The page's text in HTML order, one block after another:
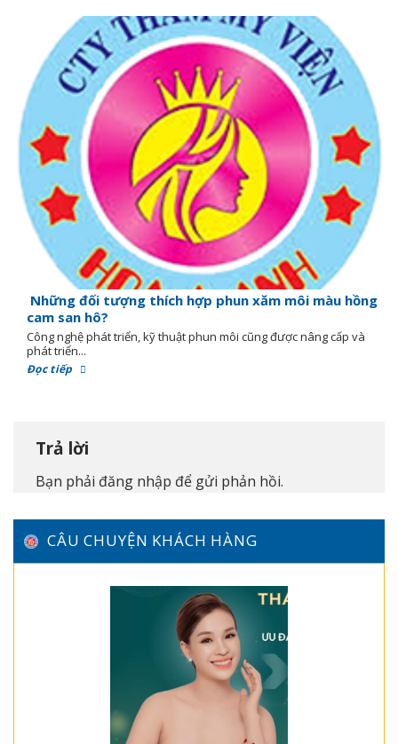
Những đối tượng thích hợp phun xăm môi màu hồng
cam san hô?
Công nghệ phát triển, kỹ thuật phun môi cũng được nâng cấp và
phát triển...
Đọc tiếp
Trả lời
Bạn phải đăng nhập để gửi phản hồi.
CÂU CHUYỆN KHÁCH HÀNG